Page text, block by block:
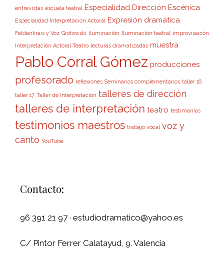
entrevistas escuela teatral Especialidad Dirección Escénica
Especialidad Interpretación Actoral Expresión dramática
Feldenkrais y Voz Grotowski iluminación Iluminación teatral improvisaicón
Interpretación Actoral Teatro lecturas dramatizadas muestra
Pablo Corral Gómez producciones
profesorado reflexiones Seminarios complementarios taller 16
taller 17 Taller de Interpretación talleres de dirección
talleres de interpretación teatro testimonios
testimonios maestros trabajo vocal voz y
canto YouTube
Contacto:
96 391 21 97 · estudiodramatico@yahoo.es
C/ Pintor Ferrer Calatayud, 9. Valencia